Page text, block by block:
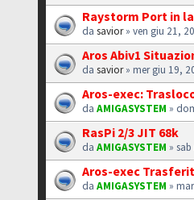
Raystorm Port in
dasavior» ven giu 21,
Aros Abiv1
dasavior» mer giu 19,
Aros-exec:
daAMIGASYSTEM »
RasPi 2/3 JIT 68k
daAMIGASYSTEM »
Aros-exec
daAMIGASYSTEM »